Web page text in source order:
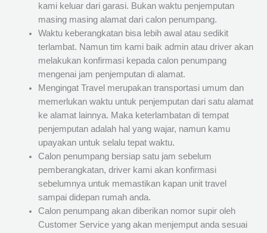
kami keluar dari garasi. Bukan waktu penjemputan
masing masing alamat dari calon penumpang.
Waktu keberangkatan bisa lebih awal atau sedikit
terlambat. Namun tim kami baik admin atau driver akan
melakukan konfirmasi kepada calon penumpang
mengenai jam penjemputan di alamat.
Mengingat Travel merupakan transportasi umum dan
memerlukan waktu untuk penjemputan dari satu alamat
ke alamat lainnya. Maka keterlambatan di tempat
penjemputan adalah hal yang wajar, namun kamu
upayakan untuk selalu tepat waktu.
Calon penumpang bersiap satu jam sebelum
pemberangkatan, driver kami akan konfirmasi
sebelumnya untuk memastikan kapan unit travel
sampai didepan rumah anda.
Calon penumpang akan diberikan nomor supir oleh
Customer Service yang akan menjemput anda sesuai